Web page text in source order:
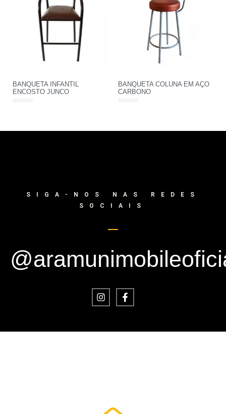
BANQUETA INFANTIL
ENCOSTO JUNCO
BANQUETA COLUNA EM AÇO
CARBONO
SIGA-NOS NAS REDES
SOCIAIS